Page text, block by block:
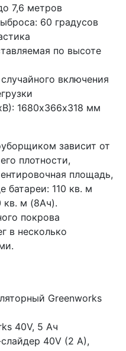
7,6 метров
60 градусов
по высоте
включения
1680х366х318 мм
зависит от
плотности,
площадь,
батареи: 110 кв. м
кв. м (8Ач).
покрова
в несколько
Greenworks
40V, 5 Ач
40V (2 A),